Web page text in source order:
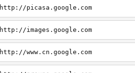
http://picasa.google.com
http://images.google.com
http://www.cn.google.com